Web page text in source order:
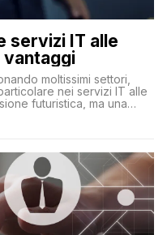
servizi IT alle
vantaggi
moltissimi settori,
nei servizi IT alle
futuristica, ma una
cambio significativo in